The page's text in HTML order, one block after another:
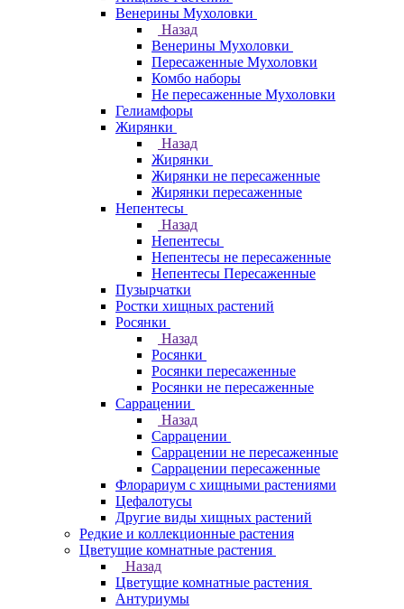
Венерины Мухоловки
Назад
Венерины Мухоловки
Пересаженные Мухоловки
Комбо наборы
Не пересаженные Мухоловки
Гелиамфоры
Жирянки
Назад
Жирянки
Жирянки не пересаженные
Жирянки пересаженные
Непентесы
Назад
Непентесы
Непентесы не пересаженные
Непентесы Пересаженные
Пузырчатки
Ростки хищных растений
Росянки
Назад
Росянки
Росянки пересаженные
Росянки не пересаженные
Саррацении
Назад
Саррацении
Саррацении не пересаженные
Саррацении пересаженные
Флорариум с хищными растениями
Цефалотусы
Другие виды хищных растений
Редкие и коллекционные растения
Цветущие комнатные растения
Назад
Цветущие комнатные растения
Антуриумы